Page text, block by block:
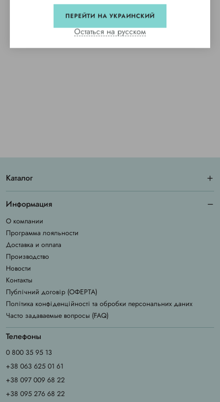
ПЕРЕЙТИ НА УКРАИНСКИЙ
Остаться на русском
Каталог
Информация
О компании
Программа лояльности
Доставка и оплата
Производство
Новости
Контакты
Публічний договір (ОФЕРТА)
Політика конфіденційності та обробки персональних даних
Часто задаваемые вопросы (FAQ)
Телефоны
0 800 35 95 13
+38 063 625 01 61
+38 097 009 68 22
+38 095 276 68 22